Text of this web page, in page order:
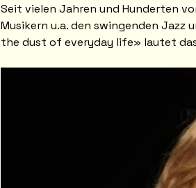
Seit vielen Jahren und Hunderten
Musikern u.a. den swingenden
the dust of everyday life» lautet